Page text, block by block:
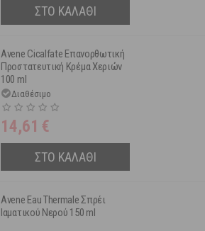
ΣΤΟ ΚΑΛΑΘΙ
Avene Cicalfate Επανορθωτική
Προστατευτική Κρέμα Χεριών
100 ml
Διαθέσιμο
14,61 €
ΣΤΟ ΚΑΛΑΘΙ
Avene Eau Thermale Σπρέι
Ιαματικού Νερού 150 ml